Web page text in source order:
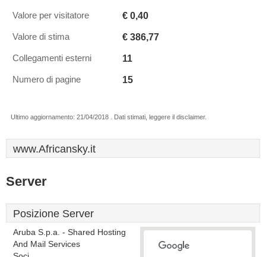
Valore per visitatore € 0,40
Valore di stima € 386,77
Collegamenti esterni 11
Numero di pagine 15
Ultimo aggiornamento: 21/04/2018 . Dati stimati, leggere il disclaimer.
www.Africansky.it
Server
Posizione Server
Aruba S.p.a. - Shared Hosting
And Mail Services